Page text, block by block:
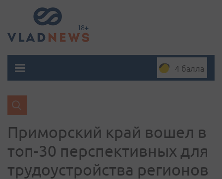
4 балла
Приморский край вошел в
топ-30 перспективных для
трудоустройства регионов